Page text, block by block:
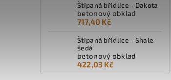
Štípaná břidlice - Dakota
betonový obklad
717,40 Kč
Štípaná břidlice - Shale
šedá
betonový obklad
422,03 Kč